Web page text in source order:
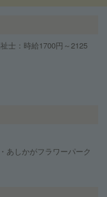
士：時給1700円～2125
あしかがフラワーパーク